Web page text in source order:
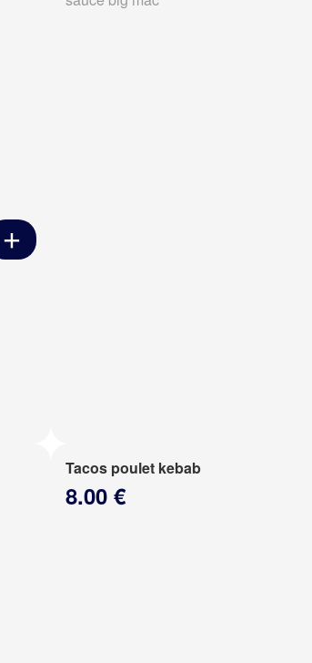
Tacos poulet kebab
8.00 €